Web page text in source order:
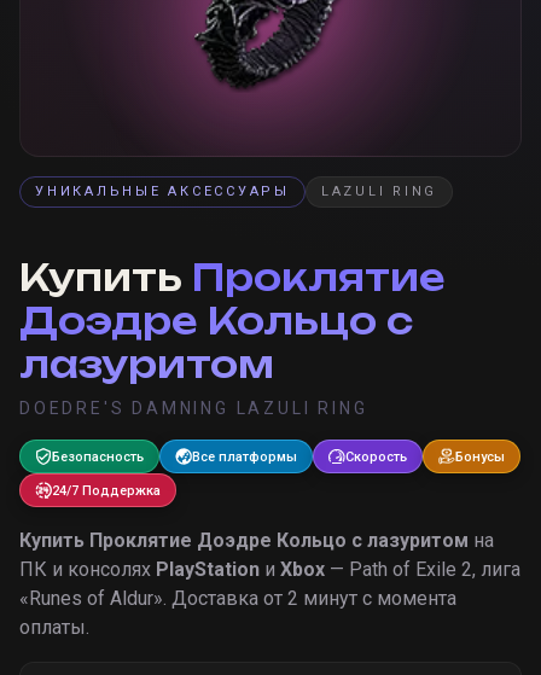
УНИКАЛЬНЫЕ АКСЕССУАРЫ LAZULI RING
Купить Проклятие
Доэдре Кольцо с
лазуритом
DOEDRE'S DAMNING LAZULI RING
Безопасность Все платформы Скорость Бонусы
24/7 Поддержка
Купить Проклятие Доэдре Кольцо с лазуритом на
ПК и консолях PlayStation и Xbox — Path of Exile 2, лига
«Runes of Aldur». Доставка от 2 минут с момента
оплаты.